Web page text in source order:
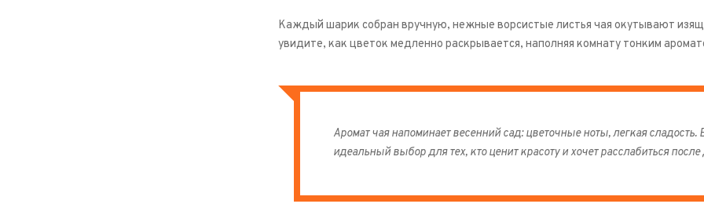
Каждый шарик собран вручную, нежные ворсистые листья чая окутывают
увидите, как цветок медленно раскрывается, наполняя комнату тонким
Аромат чая напоминает весенний сад: цветочные ноты, легкая
идеальный выбор для тех, кто ценит красоту и хочет расслабиться после